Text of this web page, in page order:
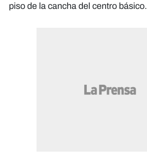
piso de la cancha del centro básico.